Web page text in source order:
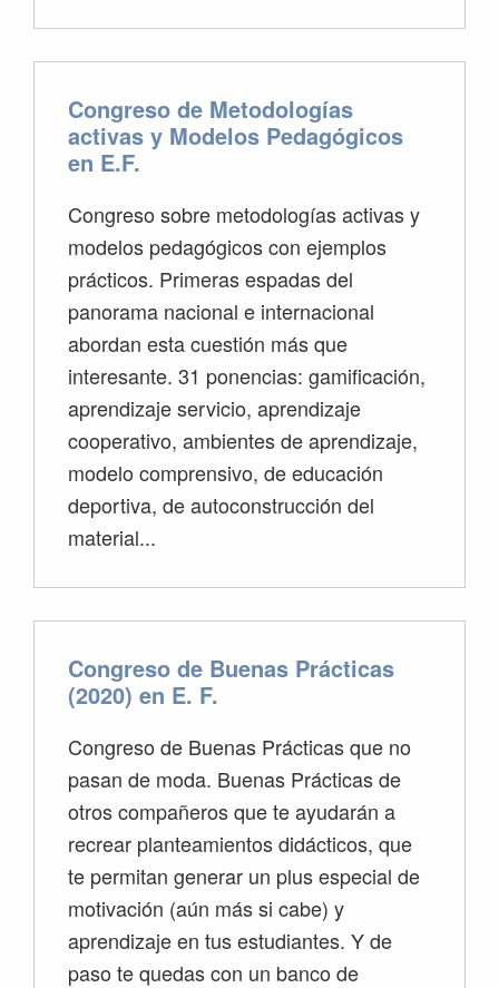
Congreso de Metodologías
activas y Modelos Pedagógicos
en E.F.
Congreso sobre metodologías activas y
modelos pedagógicos con ejemplos
prácticos. Primeras espadas del
panorama nacional e internacional
abordan esta cuestión más que
interesante. 31 ponencias: gamificación,
aprendizaje servicio, aprendizaje
cooperativo, ambientes de aprendizaje,
modelo comprensivo, de educación
deportiva, de autoconstrucción del
material...
Congreso de Buenas Prácticas
(2020) en E. F.
Congreso de Buenas Prácticas que no
pasan de moda. Buenas Prácticas de
otros compañeros que te ayudarán a
recrear planteamientos didácticos, que
te permitan generar un plus especial de
motivación (aún más si cabe) y
aprendizaje en tus estudiantes. Y de
paso te quedas con un banco de